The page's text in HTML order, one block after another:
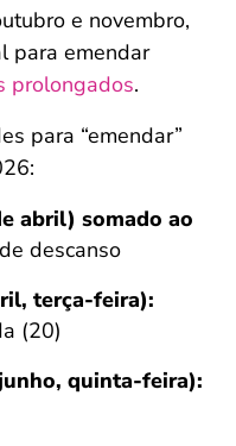
e novembro,
para emendar
prolongados.
para “emendar”
abril) somado ao
descanso
terça-feira):
(20)
quinta-feira):